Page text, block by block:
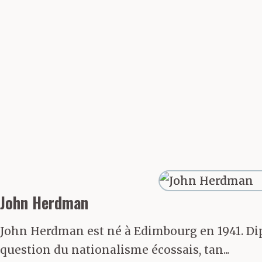
d’une veste
séparés par
John Herdman
John Herdman est né à Edimbourg en 1941.
question du nationalisme écossais, tan...